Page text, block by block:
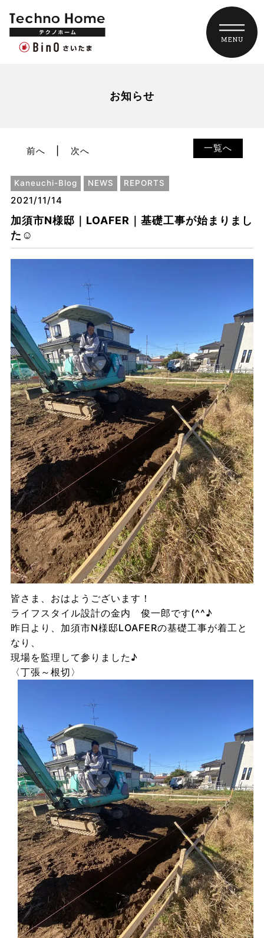
お知らせ
一覧へ
前へ 次へ
Kaneuchi-Blog NEWS REPORTS
2021/11/14
加須市N様邸｜LOAFER｜基礎工事が始まりまし
た☺
皆さま、おはようございます！
ライフスタイル設計の金内 俊一郎です(^^♪
昨日より、加須市N様邸LOAFERの基礎工事が着工と
なり、
現場を監理して参りました♪
〈丁張～根切〉